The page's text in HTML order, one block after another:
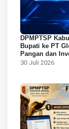
DPMPTSP
Bupati ke PT
Pangan dan
30 Juli 2026